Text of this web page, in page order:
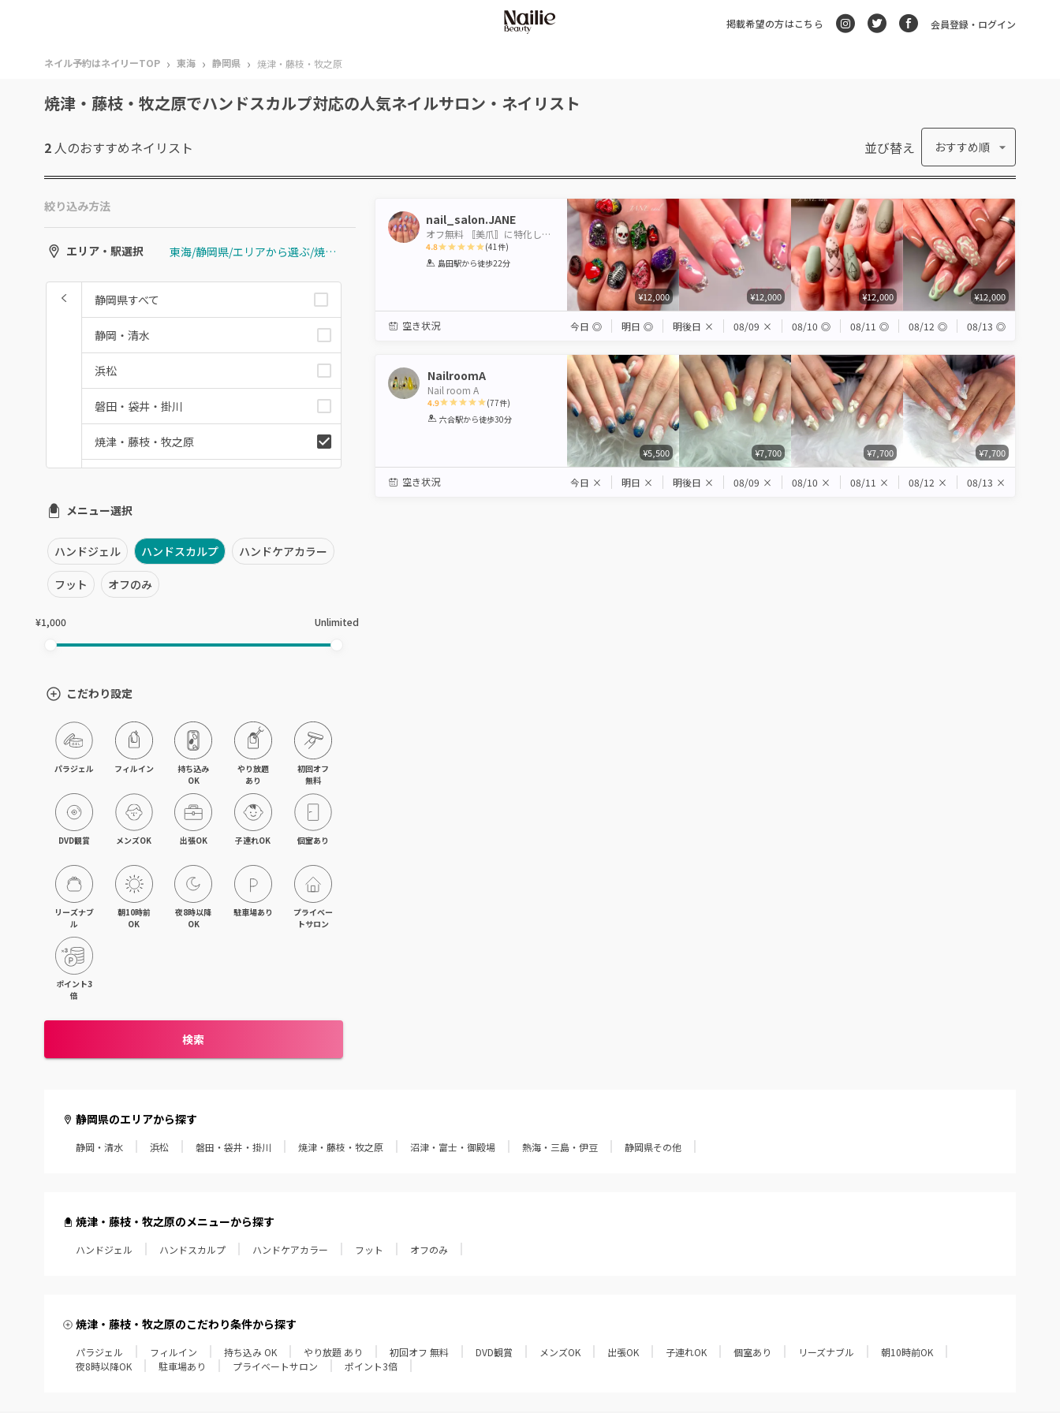
掲載希望の方はこちら 会員登録・ログイン
ネイル予約はネイリーTOP › 東海 › 静岡県 › 焼津・藤枝・牧之原
焼津・藤枝・牧之原でハンドスカルプ対応の人気ネイルサロン・ネイリスト
2 人のおすすめネイリスト 並び替え おすすめ順
絞り込み方法
エリア・駅選択 東海/静岡県/エリアから選ぶ/焼津・藤枝・牧之原
静岡県すべて
静岡・清水
浜松
磐田・袋井・掛川
焼津・藤枝・牧之原
熱海・三島・伊豆
静岡県その他
メニュー選択
ハンドジェル ハンドスカルプ ハンドケアカラー
フット オフのみ
¥1,000 Unlimited
こだわり設定
パラジェル フィルイン
持ち込み
OK
やり放題
あり
初回オフ
無料
DVD観賞 メンズOK 出張OK 子連れOK 個室あり
リーズナブ
ル
朝10時前
OK
夜8時以降
OK
駐車場あり
プライベー
トサロン
ポイント3
倍
検索
nail_salon.JANE
オフ無料 〚美爪〛に特化したネイルサロン JANE
4.8
1 2 3 4 5
(41件)
島田駅から徒歩22分
¥12,000 ¥12,000 ¥12,000 ¥12,000
空き状況 今日 ◎ 明日 ◎ 明後日 × 08/09 × 08/10 ◎ 08/11 ◎ 08/12 ◎ 08/13 ◎
NailroomA
Nail room A
4.9
1 2 3 4 5
(77件)
六合駅から徒歩30分
¥5,500 ¥7,700 ¥7,700 ¥7,700
空き状況 今日 × 明日 × 明後日 × 08/09 × 08/10 × 08/11 × 08/12 × 08/13 ×
静岡県のエリアから探す
静岡・清水 浜松 磐田・袋井・掛川 焼津・藤枝・牧之原 沼津・富士・御殿場 熱海・三島・伊豆 静岡県その他
焼津・藤枝・牧之原のメニューから探す
ハンドジェル ハンドスカルプ ハンドケアカラー フット オフのみ
焼津・藤枝・牧之原のこだわり条件から探す
パラジェル フィルイン 持ち込み OK やり放題 あり 初回オフ 無料 DVD観賞 メンズOK 出張OK 子連れOK 個室あり リーズナブル
朝10時前OK
夜8時以降OK
駐車場あり プライベートサロン ポイント3倍